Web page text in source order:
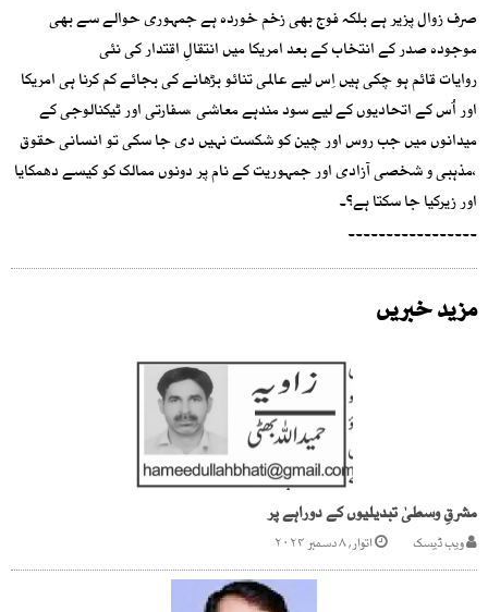
صرف زوال پزیر ہے بلکہ فوج بھی زخم خوردہ ہے جمہوری حوالے سے بھی
موجودہ صدر کے انتخاب کے بعد امریکا میں انتقالِ اقتدار کی نئی
روایات قائم ہو چکی ہیں اِس لیے عالمی تنائو بڑھانے کی بجائے کم کرنا ہی امریکا
اور اُس کے اتحادیوں کے لیے سود مندہے معاشی ،سفارتی اور ٹیکنالوجی کے
میدانوں میں جب روس اور چین کو شکست نہیں دی جا سکی تو انسانی حقوق
،مذہبی و شخصی آزادی اور جمہوریت کے نام پر دونوں ممالک کو کیسے دھمکایا
اور زیرکیا جا سکتا ہے؟۔
۔۔۔۔۔۔۔۔۔۔۔۔۔۔۔۔۔
مزید خبریں
مشرقِ وسطیٰ تبدیلیوں کے دوراہے پر
ویب ڈیسک اتوار, ۸ دسمبر ۲۰۲۴